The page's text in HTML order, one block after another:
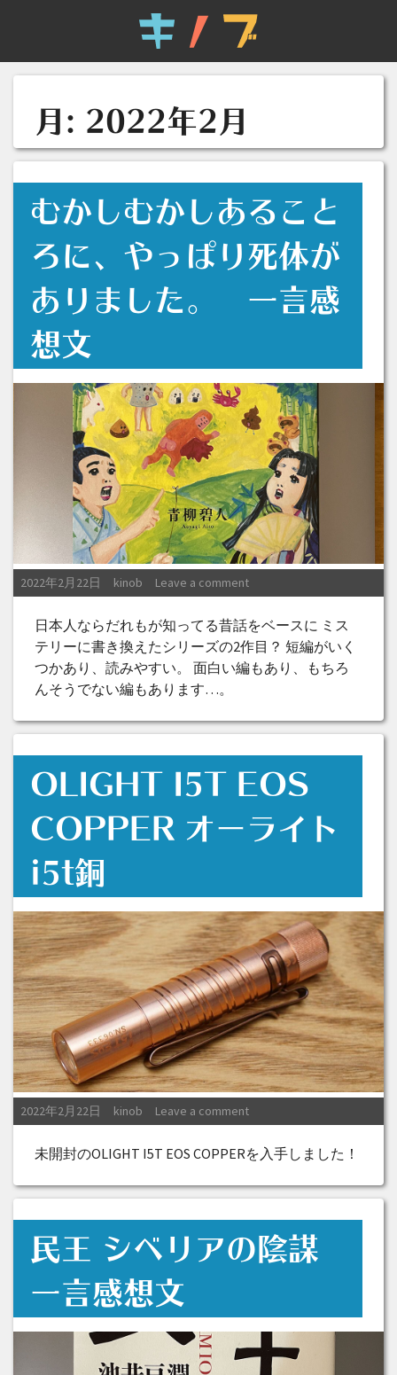
月: 2022年2月
むかしむかしあること
ろに、やっぱり死体が
ありました。 一言感
想文
Posted on
2022年2月22日 Posted by
kinob Leave a comment
日本人ならだれもが知ってる昔話をベースに ミス
テリーに書き換えたシリーズの2作目？ 短編がいく
つかあり、読みやすい。 面白い編もあり、もちろ
んそうでない編もあります…。
OLIGHT I5T EOS
COPPER オーライト
i5t銅
Posted on
2022年2月22日 Posted by
kinob Leave a comment
未開封のOLIGHT I5T EOS COPPERを入手しました！
民王 シベリアの陰謀
一言感想文